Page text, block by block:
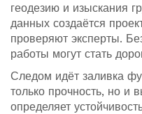
геодезию и изыскания
данных создаётся
проверяют эксперты.
работы могут стать
Следом идёт заливка
только прочность, но и
определяет